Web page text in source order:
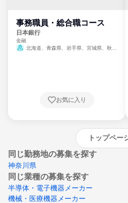
事務職員・総合職コース
日本銀行
金融
北海道、青森県、岩手県、宮城県、秋田
崎県、熊本県、大分県、宮崎県、鹿児島県、
お気に入り
トップペー
同じ勤務地の募集を探す
神奈川県
同じ業種の募集を探す
半導体・電子機器メーカー
機械・医療機器メーカー